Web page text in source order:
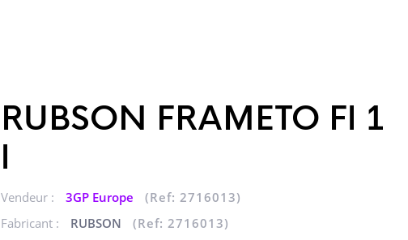
RUBSON FRAMETO Fl 1
l
Vendeur : 3GP Europe
(Ref: 2716013)
Fabricant :
RUBSON (Ref: 2716013)